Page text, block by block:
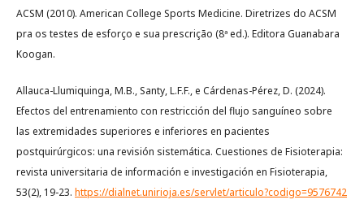
ACSM (2010). American College Sports Medicine. Diretrizes do ACSM
pra os testes de esforço e sua prescrição (8ª ed.). Editora Guanabara
Koogan.
Allauca-Llumiquinga, M.B., Santy, L.F.F., e Cárdenas-Pérez, D. (2024).
Efectos del entrenamiento con restricción del flujo sanguíneo sobre
las extremidades superiores e inferiores en pacientes
postquirúrgicos: una revisión sistemática. Cuestiones de Fisioterapia:
revista universitaria de información e investigación en Fisioterapia,
53(2), 19-23. https://dialnet.unirioja.es/servlet/articulo?codigo=9576742